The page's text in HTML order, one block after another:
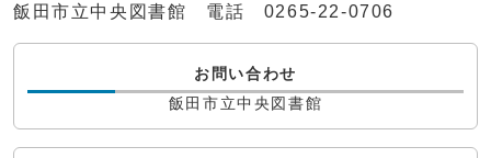
飯田市立中央図書館 電話 0265-22-0706
お問い合わせ
飯田市立中央図書館